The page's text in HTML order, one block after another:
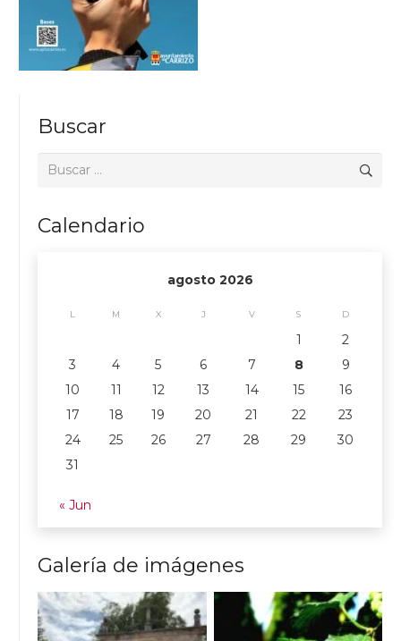
Buscar
Buscar:
Calendario
agosto 2026
L M X J V S D
1
2
3
4 5 6 7 8
9
10
11 12 13 14 15
16
17
18 19 20 21 22
23
24
25 26 27 28 29
30
31
« Jun
Galería de imágenes